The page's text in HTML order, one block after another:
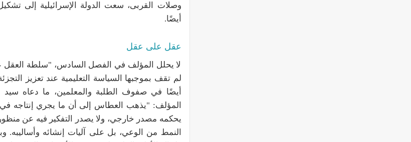
وصلات القربى، سعت الدولة الإسرائيلية إلى
أيضًا.
عقل على عقل
لا يحلل المؤلف في الفصل السادس، "سلطة العقل
لم تقف بموجبها السياسة التعليمية عند تعزيز
أيضًا في صفوف الطلبة والمعلمين، ما دعاه
المؤلف: "يذهب العطاس إلى أن ما يجري إنتاجه
يحكمه مصدر خارجي، ولا يصدر التفكير فيه عن
النمط من الوعي، بل على آليات إنشائه وأساليبه.